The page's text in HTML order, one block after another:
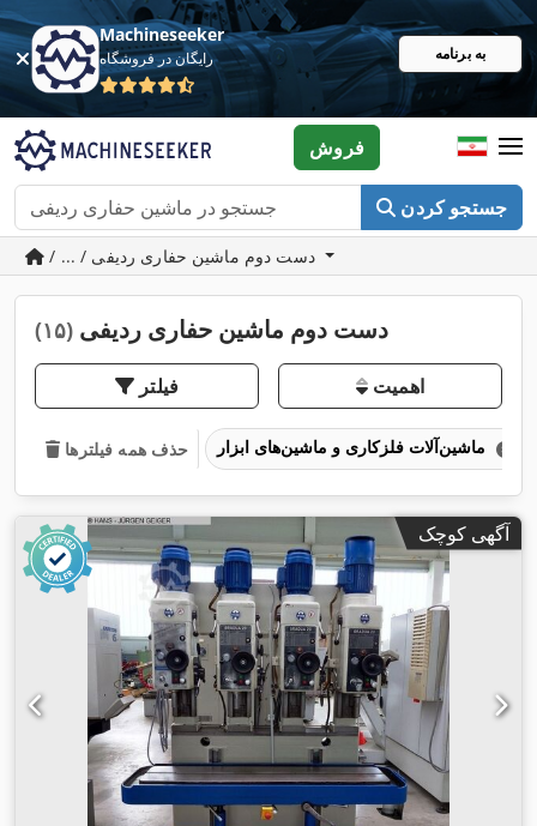
Machineseeker
رایگان در فروشگاه به برنامه
جستجو کردن
فروش
/ ... / دست دوم ماشین حفاری ردیفی
دست دوم ماشین حفاری ردیفی (۱۵)
فیلتر اهمیت
حذف همه فیلترها
آگهی کوچک